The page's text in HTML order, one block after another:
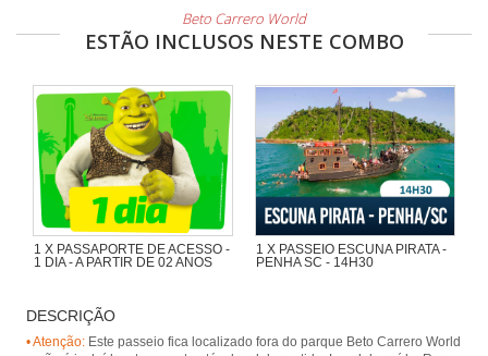
Beto Carrero World
ESTÃO INCLUSOS NESTE COMBO
1 X PASSAPORTE DE ACESSO -
1 DIA - A PARTIR DE 02 ANOS
1 X PASSEIO ESCUNA PIRATA -
PENHA SC - 14H30
região de Penha e Piçarras.
DESCRIÇÃO
• Atenção: Este passeio fica localizado fora do parque Beto Carrero World